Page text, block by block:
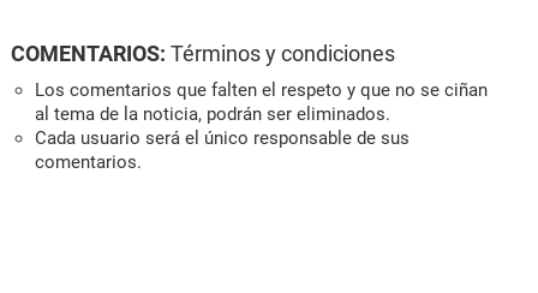
COMENTARIOS: Términos y condiciones
Los comentarios que falten el respeto y que no se ciñan
al tema de la noticia, podrán ser eliminados.
Cada usuario será el único responsable de sus
comentarios.